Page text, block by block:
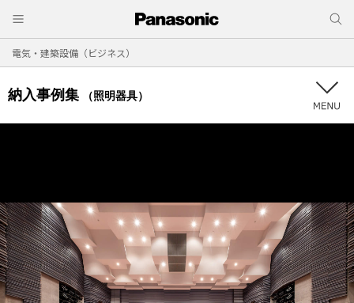
電気・建築設備（ビジネス）
納入事例集 （照明器具）